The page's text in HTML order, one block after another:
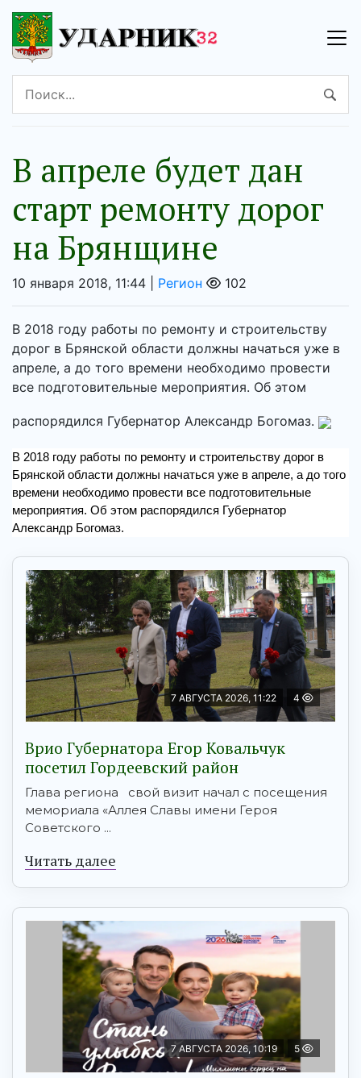
В апреле будет дан
старт ремонту дорог
на Брянщине
10 января 2018, 11:44 | Регион 102
В 2018 году работы по ремонту и строительству
дорог в Брянской области должны начаться уже в
апреле, а до того времени необходимо провести
все подготовительные мероприятия. Об этом
распорядился Губернатор Александр Богомаз.
В 2018 году работы по ремонту и строительству дорог в
Брянской области должны начаться уже в апреле, а до того
времени необходимо провести все подготовительные
мероприятия. Об этом распорядился Губернатор
Александр Богомаз.
7 АВГУСТА 2026, 11:22 4
Врио Губернатора Егор Ковальчук
посетил Гордеевский район
Глава региона свой визит начал с посещения
мемориала «Аллея Славы имени Героя
Советского ...
Читать далее
7 АВГУСТА 2026, 10:19 5